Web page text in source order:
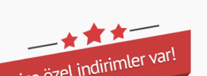
korur.
değiştirin.